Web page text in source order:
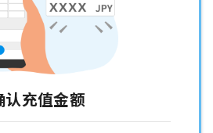
认充值金额